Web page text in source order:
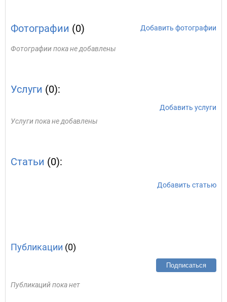
Фотографии (0) Добавить фотографии
Фотографии пока не добавлены
Услуги (0):
Добавить услуги
Услуги пока не добавлены
Статьи (0):
Добавить статью
Публикации (0)
Подписаться
Публикаций пока нет